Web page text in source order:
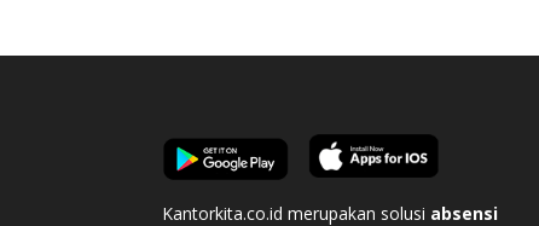
Kantorkita.co.id merupakan solusi absensi